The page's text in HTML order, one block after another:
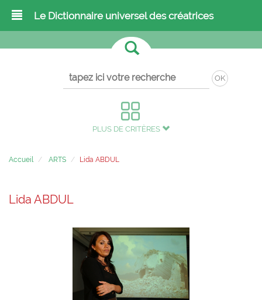
Le Dictionnaire universel des créatrices
OK
PLUS DE CRITÈRES
Accueil ARTS Lida ABDUL
Lida ABDUL